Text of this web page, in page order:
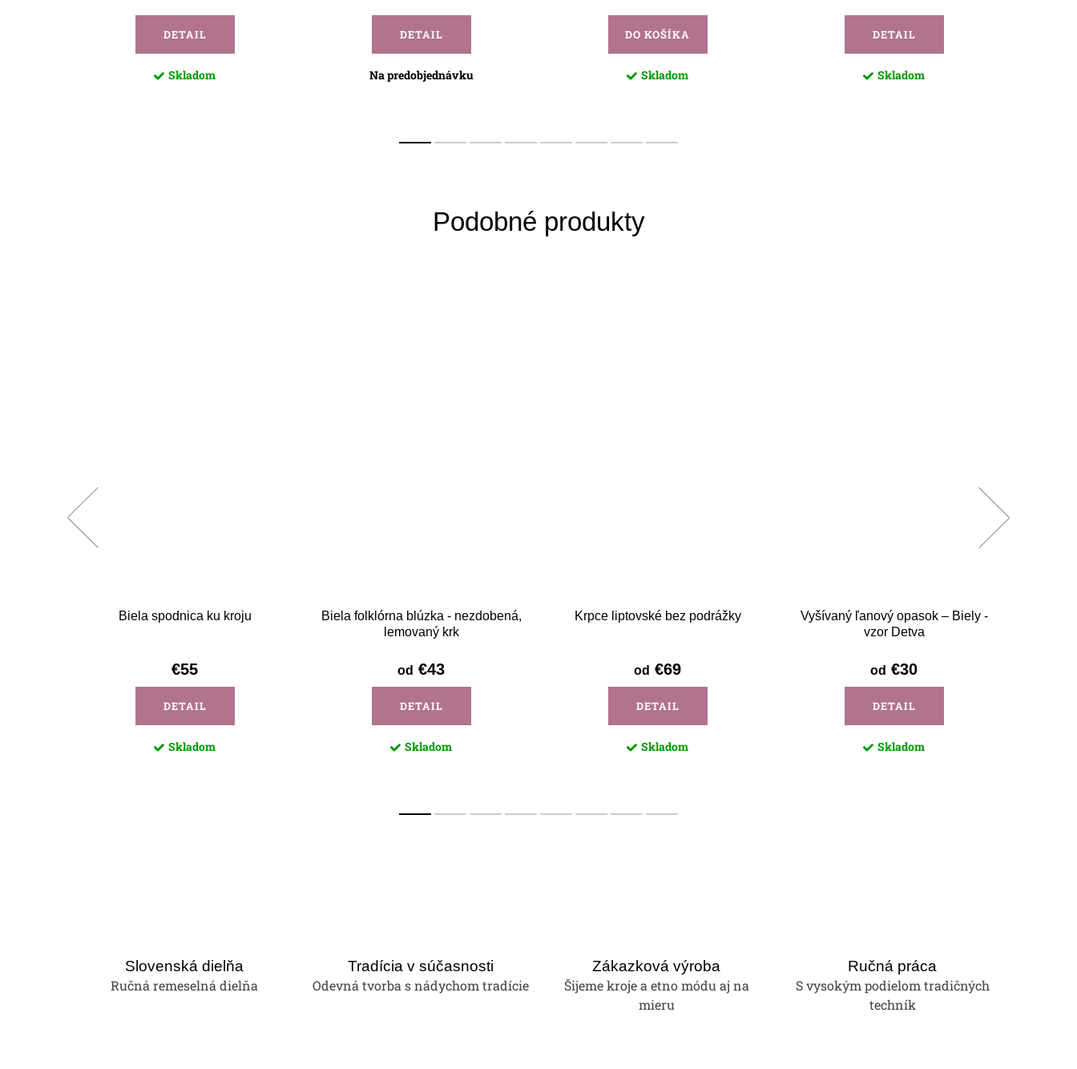
DETAIL
Skladom
DETAIL
Na predobjednávku
DO KOŠÍKA
Skladom
DETAIL
Skladom
Biela spodnica ku kroju
€55
DETAIL
Skladom
Biela folklórna blúzka - nezdobená,
lemovaný krk
od €43
DETAIL
Skladom
Krpce liptovské bez podrážky
od €69
DETAIL
Skladom
Vyšívaný ľanový opasok – Biely -
vzor Detva
od €30
DETAIL
Skladom
Slovenská dielňa
Ručná remeselná dielňa
Tradícia v súčasnosti
Odevná tvorba s nádychom tradície
Zákazková výroba
Šijeme kroje a etno módu aj na
mieru
Ručná práca
S vysokým podielom tradičných
techník